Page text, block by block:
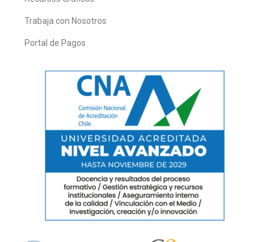
Trabaja con Nosotros
Portal de Pagos